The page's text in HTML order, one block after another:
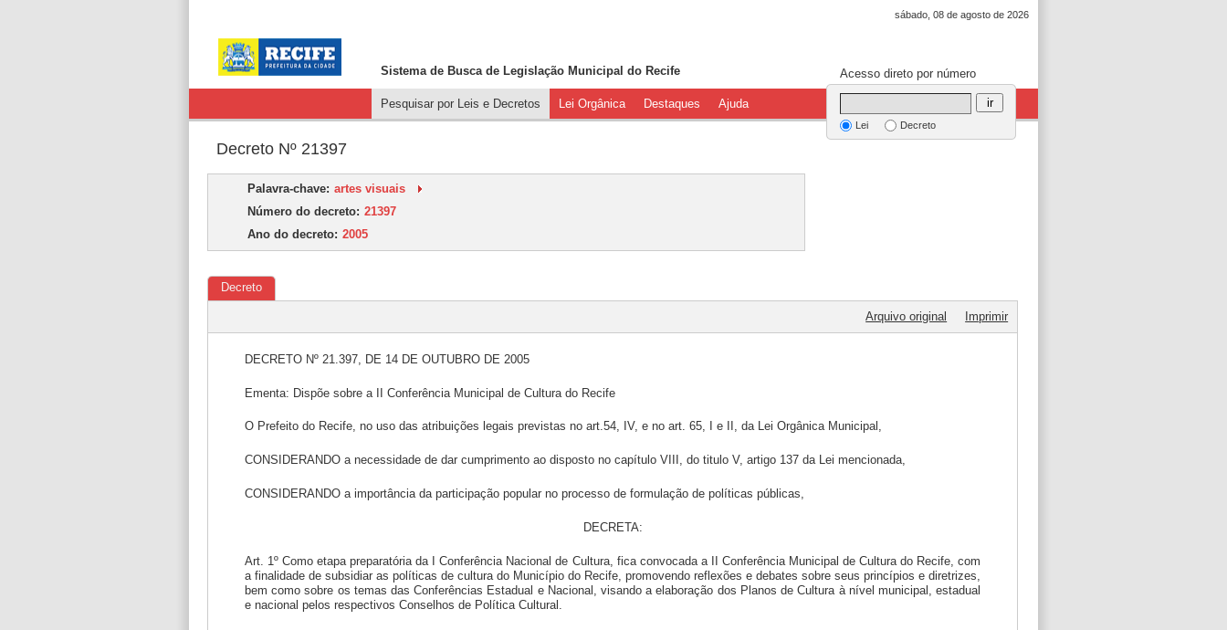
sábado, 08 de agosto de 2026
Sistema de Busca de Legislação Municipal do Recife
Pesquisar por Leis e Decretos Lei Orgânica Destaques Ajuda
Acesso direto por número
Lei Decreto
ir
Decreto Nº 21397
Palavra-chave: artes visuais
Número do decreto: 21397
Ano do decreto: 2005
Decreto
Arquivo original Imprimir
DECRETO Nº 21.397, DE 14 DE OUTUBRO DE 2005
Ementa: Dispõe sobre a II Conferência Municipal de Cultura do Recife
O Prefeito do Recife, no uso das atribuições legais previstas no art.54, IV, e no art. 65, I e II, da Lei Orgânica Municipal,
CONSIDERANDO a necessidade de dar cumprimento ao disposto no capítulo VIII, do titulo V, artigo 137 da Lei mencionada,
CONSIDERANDO a importância da participação popular no processo de formulação de políticas públicas,
DECRETA:
Art. 1º Como etapa preparatória da I Conferência Nacional de Cultura, fica convocada a II Conferência Municipal de Cultura do Recife, com
a finalidade de subsidiar as políticas de cultura do Município do Recife, promovendo reflexões e debates sobre seus princípios e diretrizes,
bem como sobre os temas das Conferências Estadual e Nacional, visando a elaboração dos Planos de Cultura à nível municipal, estadual
e nacional pelos respectivos Conselhos de Política Cultural.